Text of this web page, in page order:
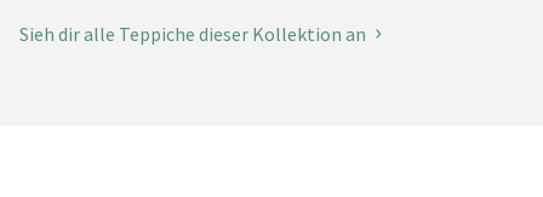
Sieh dir alle Teppiche dieser Kollektion an